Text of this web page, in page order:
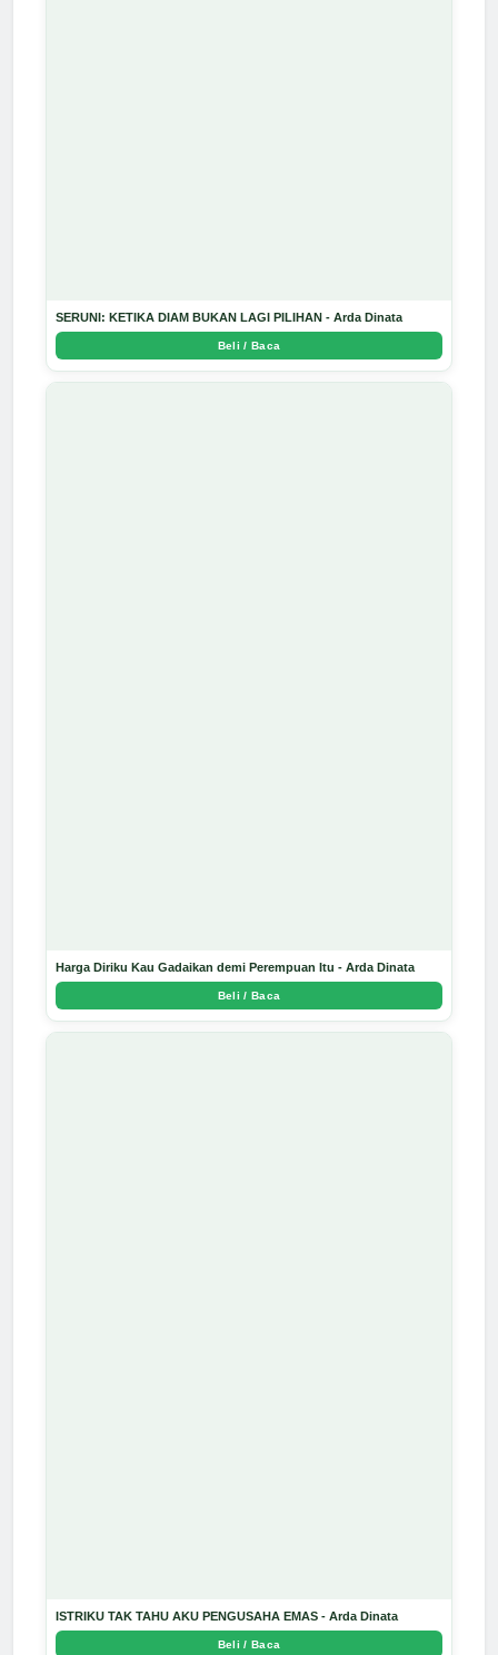
SERUNI: KETIKA DIAM BUKAN LAGI PILIHAN - Arda Dinata
Beli / Baca
Harga Diriku Kau Gadaikan demi Perempuan Itu - Arda Dinata
Beli / Baca
ISTRIKU TAK TAHU AKU PENGUSAHA EMAS - Arda Dinata
Beli / Baca